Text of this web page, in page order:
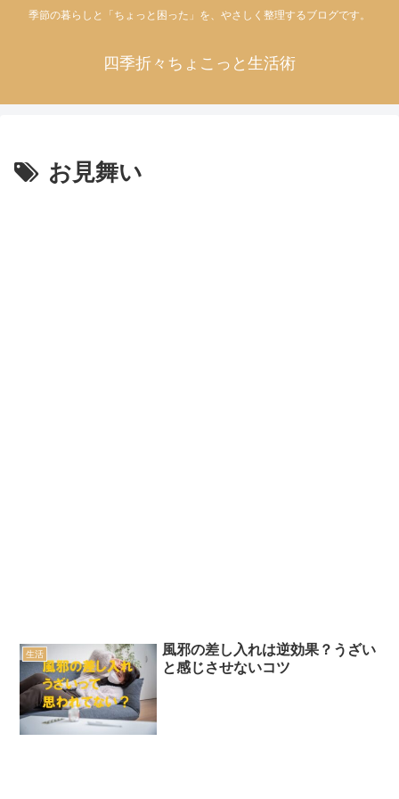
季節の暮らしと「ちょっと困った」を、やさしく整理するブログです。
四季折々ちょこっと生活術
お見舞い
生活
風邪の差し入れは逆効果？うざい
と感じさせないコツ